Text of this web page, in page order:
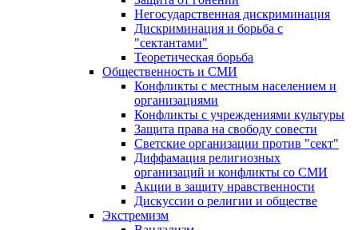
Негосударственная дискриминация
Дискриминация и борьба с
"сектантами"
Теоретическая борьба
Общественность и СМИ
Конфликты с местным населением и
организациями
Конфликты с учреждениями культуры
Защита права на свободу совести
Светские организации против "сект"
Диффамация религиозных
организаций и конфликты со СМИ
Акции в защиту нравственности
Дискуссии о религии и обществе
Экстремизм